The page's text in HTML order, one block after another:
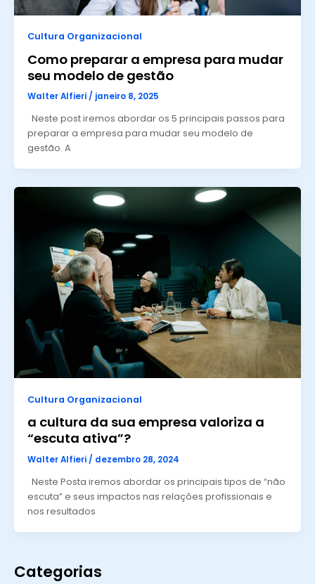
Cultura Organizacional
Como preparar a empresa para mudar
seu modelo de gestão
Walter Alfieri/ janeiro 8, 2025
Neste post iremos abordar os 5 principais passos para
preparar a empresa para mudar seu modelo de
gestão. A
Cultura Organizacional
a cultura da sua empresa valoriza a
“escuta ativa”?
Walter Alfieri / dezembro 28, 2024
Neste Posta iremos abordar os principais tipos de “não
escuta” e seus impactos nas relações profissionais e
nos resultados
Categorias